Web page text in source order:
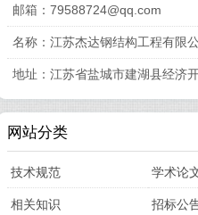
邮箱：79588724@qq.com
名称：江苏杰达钢结构工程有限
地址：江苏省盐城市建湖县经济
网站分类
技术规范 学术论
相关知识 招标公